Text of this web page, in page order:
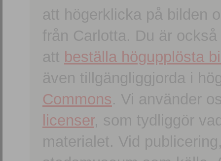
att högerklicka på bilden
från Carlotta. Du är
att beställa högupplösta
även tillgängliggjorda i
Commons. Vi använder
licenser, som tydliggör
materialet. Vid